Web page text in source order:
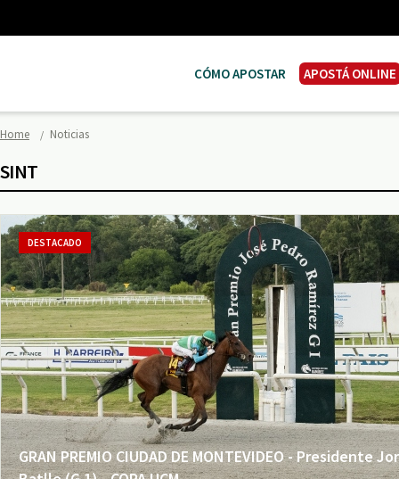
CÓMO APOSTAR APOSTÁ ONLINE
Home Noticias
SINT
GRAN PREMIO CIUDAD DE MONTEVIDEO - Presidente
DESTACADO